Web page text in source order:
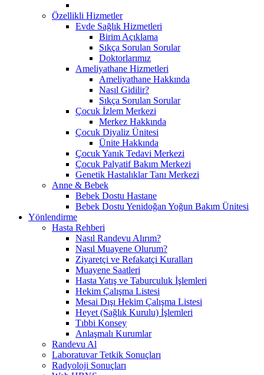
Özellikli Hizmetler
Evde Sağlık Hizmetleri
Birim Açıklama
Sıkça Sorulan Sorular
Doktorlarımız
Ameliyathane Hizmetleri
Ameliyathane Hakkında
Nasıl Gidilir?
Sıkça Sorulan Sorular
Çocuk İzlem Merkezi
Merkez Hakkında
Çocuk Diyaliz Ünitesi
Ünite Hakkında
Çocuk Yanık Tedavi Merkezi
Çocuk Palyatif Bakım Merkezi
Genetik Hastalıklar Tanı Merkezi
Anne & Bebek
Bebek Dostu Hastane
Bebek Dostu Yenidoğan Yoğun Bakım Ünitesi
Yönlendirme
Hasta Rehberi
Nasıl Randevu Alırım?
Nasıl Muayene Olurum?
Ziyaretçi ve Refakatçi Kuralları
Muayene Saatleri
Hasta Yatış ve Taburculuk İşlemleri
Hekim Çalışma Listesi
Mesai Dışı Hekim Çalışma Listesi
Heyet (Sağlık Kurulu) İşlemleri
Tıbbi Konsey
Anlaşmalı Kurumlar
Randevu Al
Laboratuvar Tetkik Sonuçları
Radyoloji Sonuçları